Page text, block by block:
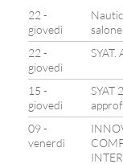
22 -
giovedì
22 -
giovedì
15 -
giovedì
SYAT
09 -
venerdì